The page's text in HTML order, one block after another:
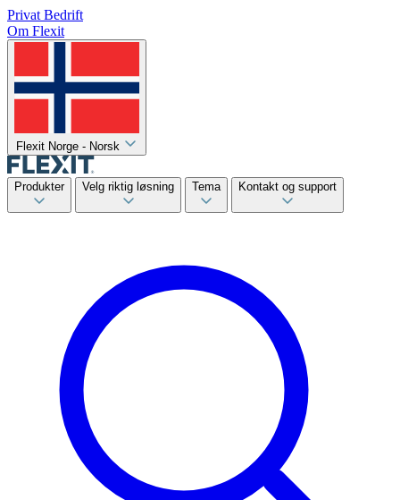
Privat Bedrift
Om Flexit
Flexit Norge - Norsk
Produkter Velg riktig løsning Tema Kontakt og support